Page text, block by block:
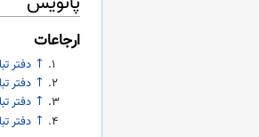
ارجاعات
↑ دفتر
↑ دفتر
↑ دفتر
↑ دفتر